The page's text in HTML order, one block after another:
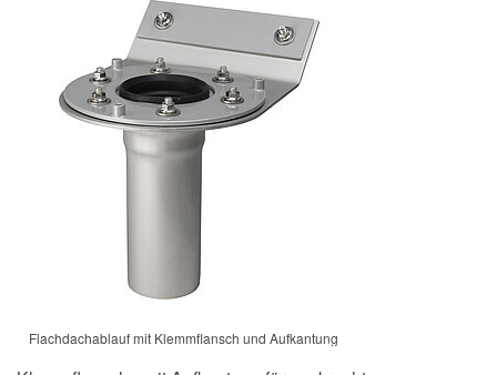
Flachdachablauf mit Klemmflansch und Aufkantung